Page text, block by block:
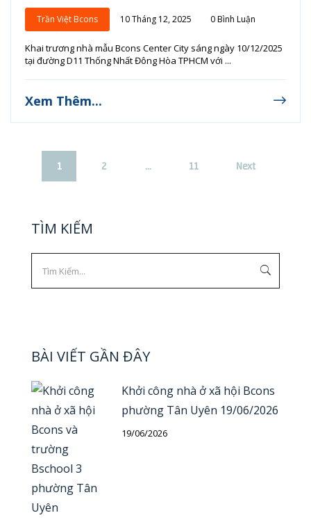
Trần Việt Bcons 10 Tháng 12, 2025 0 Bình Luận
Khai trương nhà mẫu Bcons Center City sáng ngày 10/12/2025
tại đường D11 Thống Nhất Đông Hòa TPHCM với ...
Xem Thêm...
1 2 … 11 Next
TÌM KIẾM
BÀI VIẾT GẦN ĐÂY
Khởi công nhà ở xã hội Bcons
phường Tân Uyên 19/06/2026
19/06/2026